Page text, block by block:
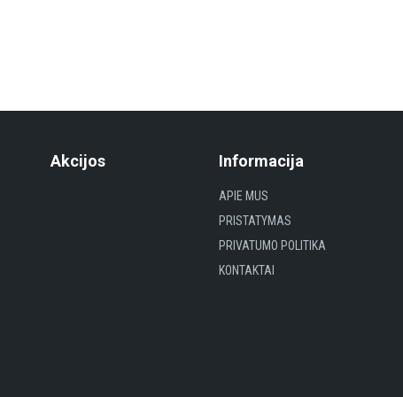
Akcijos Informacija
APIE MUS
PRISTATYMAS
PRIVATUMO POLITIKA
KONTAKTAI